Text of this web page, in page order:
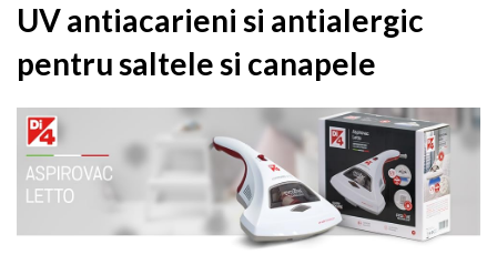
UV antiacarieni si antialergic
pentru saltele si canapele